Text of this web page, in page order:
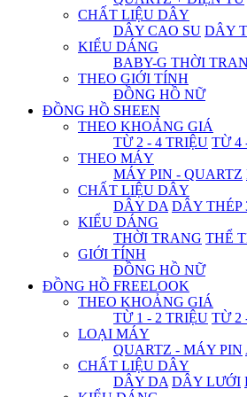
CHẤT LIỆU DÂY
DÂY CAO SU DÂY
KIỂU DÁNG
BABY-G THỜI
THEO GIỚI TÍNH
ĐỒNG HỒ NỮ
ĐỒNG HỒ SHEEN
THEO KHOẢNG GIÁ
TỪ 2 - 4 TRIỆU TỪ 4
THEO MÁY
MÁY PIN - QUARTZ
CHẤT LIỆU DÂY
DÂY DA DÂY THÉP
KIỂU DÁNG
THỜI TRANG THỂ
GIỚI TÍNH
ĐỒNG HỒ NỮ
ĐỒNG HỒ FREELOOK
THEO KHOẢNG GIÁ
TỪ 1 - 2 TRIỆU TỪ 2
LOẠI MÁY
QUARTZ - MÁY PIN
CHẤT LIỆU DÂY
DÂY DA DÂY LƯỚI